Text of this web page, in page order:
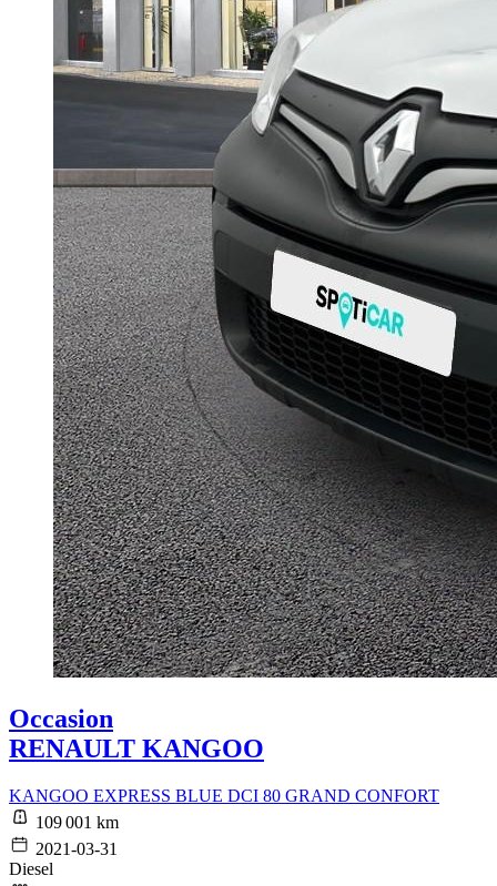
Occasion
RENAULT KANGOO
KANGOO EXPRESS BLUE DCI 80 GRAND CONFORT
109 001 km
2021-03-31
Diesel